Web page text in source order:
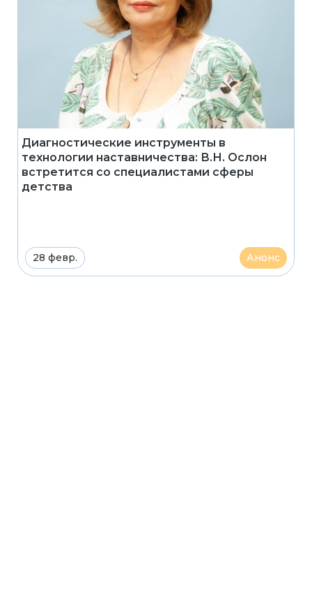
Диагностические инструменты в
технологии наставничества: В.Н. Ослон
встретится со специалистами сферы
детства
28 февр. Анонс